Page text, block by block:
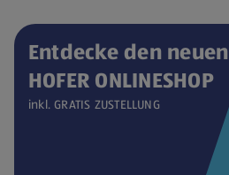
Entdecke den neuen
HOFER ONLINESHOP
inkl. GRATIS ZUSTELLUNG